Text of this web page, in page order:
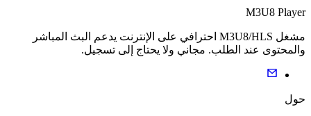
M3U8 Player
مشغل M3U8/HLS احترافي على الإنترنت يدعم البث المباشر
والمحتوى عند الطلب. مجاني ولا يحتاج إلى تسجيل.
حول